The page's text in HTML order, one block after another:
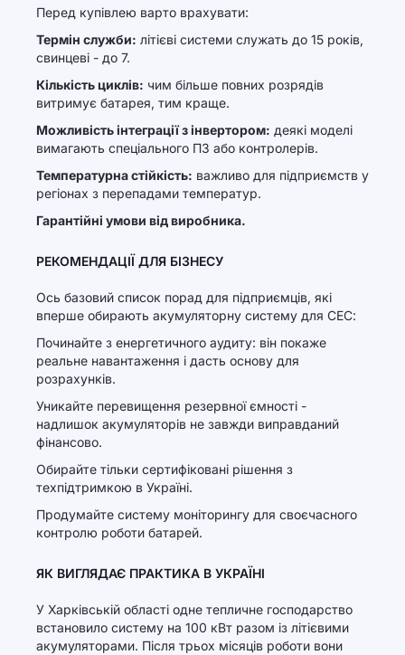
Перед купівлею варто врахувати:
Термін служби: літієві системи служать до 15 років,
свинцеві - до 7.
Кількість циклів: чим більше повних розрядів
витримує батарея, тим краще.
Можливість інтеграції з інвертором: деякі моделі
вимагають спеціального ПЗ або контролерів.
Температурна стійкість: важливо для підприємств у
регіонах з перепадами температур.
Гарантійні умови від виробника.
РЕКОМЕНДАЦІЇ ДЛЯ БІЗНЕСУ
Ось базовий список порад для підприємців, які
вперше обирають акумуляторну систему для СЕС:
Починайте з енергетичного аудиту: він покаже
реальне навантаження і дасть основу для
розрахунків.
Уникайте перевищення резервної ємності -
надлишок акумуляторів не завжди виправданий
фінансово.
Обирайте тільки сертифіковані рішення з
техпідтримкою в Україні.
Продумайте систему моніторингу для своєчасного
контролю роботи батарей.
ЯК ВИГЛЯДАЄ ПРАКТИКА В УКРАЇНІ
У Харківській області одне тепличне господарство
встановило систему на 100 кВт разом із літієвими
акумуляторами. Після трьох місяців роботи вони